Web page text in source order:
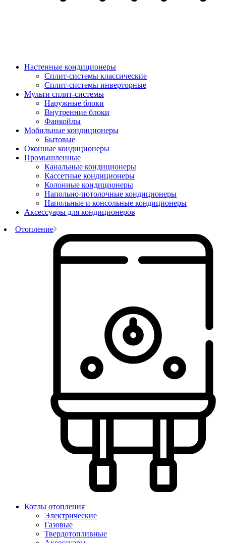
Настенные кондиционеры
Сплит-системы классические
Сплит-системы инверторные
Мульти сплит-системы
Наружные блоки
Внутренние блоки
Фанкойлы
Мобильные кондиционеры
Бытовые
Оконные кондиционеры
Промышленные
Канальные кондиционеры
Кассетные кондиционеры
Колонные кондиционеры
Напольно-потолочные кондиционеры
Напольные и консольные кондиционеры
Аксессуары для кондиционеров
Отопление
Котлы отопления
Электрические
Газовые
Твердотопливные